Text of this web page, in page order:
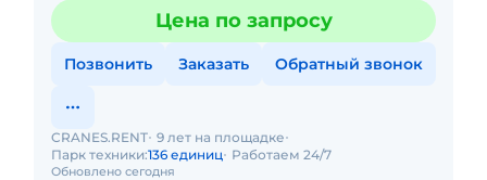
Цена по запросу
Позвонить Заказать Обратный звонок
Обновлено сегодня
CRANES.RENT 9 лет на площадке
Парк техники:136 единиц Работаем 24/7